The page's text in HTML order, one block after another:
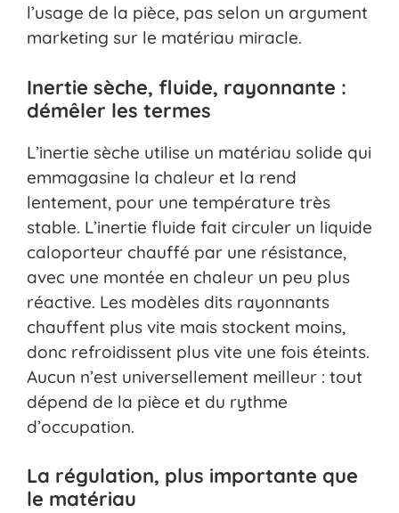
l’usage de la pièce, pas selon un argument
marketing sur le matériau miracle.
Inertie sèche, fluide, rayonnante :
démêler les termes
L’inertie sèche utilise un matériau solide qui
emmagasine la chaleur et la rend
lentement, pour une température très
stable. L’inertie fluide fait circuler un liquide
caloporteur chauffé par une résistance,
avec une montée en chaleur un peu plus
réactive. Les modèles dits rayonnants
chauffent plus vite mais stockent moins,
donc refroidissent plus vite une fois éteints.
Aucun n’est universellement meilleur : tout
dépend de la pièce et du rythme
d’occupation.
La régulation, plus importante que
le matériau